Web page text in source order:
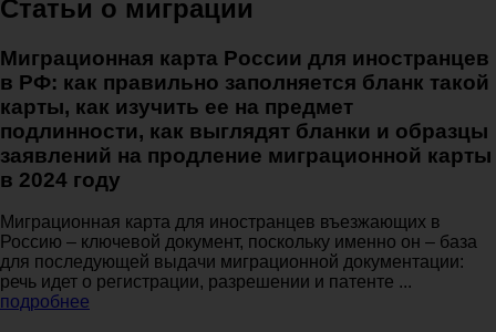
Статьи о миграции
Миграционная карта России для иностранцев
в РФ: как правильно заполняется бланк такой
карты, как изучить ее на предмет
подлинности, как выглядят бланки и образцы
заявлений на продление миграционной карты
в 2024 году
Миграционная карта для иностранцев въезжающих в
Россию – ключевой документ, поскольку именно он – база
для последующей выдачи миграционной документации:
речь идет о регистрации, разрешении и патенте ...
подробнее